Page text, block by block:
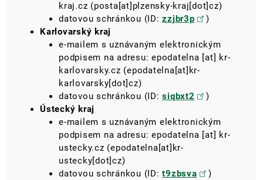
kraj.cz (posta[at]plzensky-kraj[dot]cz)
datovou schránkou (ID:zzjbr3p
)
Karlovarský kraj
e-mailem s uznávaným elektronickým
podpisem na adresu:​​​​​​​ epodatelna [at] kr-
karlovarsky.cz (epodatelna[at]kr-
karlovarsky[dot]cz)
datovou schránkou (ID:siqbxt2
)
Ústecký kraj
e-mailem s uznávaným elektronickým
podpisem na adresu:​​​​​​​ epodatelna [at] kr-
ustecky.cz (epodatelna[at]kr-
ustecky[dot]cz)
datovou schránkou (ID:t9zbsva
)